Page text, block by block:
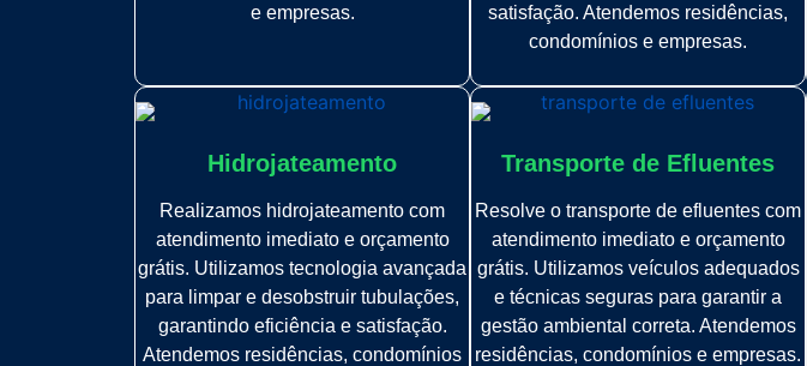
e empresas.
satisfação. Atendemos residências,
condomínios e empresas.
Hidrojateamento
Realizamos hidrojateamento com
atendimento imediato e orçamento
grátis. Utilizamos tecnologia avançada
para limpar e desobstruir tubulações,
garantindo eficiência e satisfação.
Atendemos residências, condomínios
Transporte de Efluentes
Resolve o transporte de efluentes com
atendimento imediato e orçamento
grátis. Utilizamos veículos adequados
e técnicas seguras para garantir a
gestão ambiental correta. Atendemos
residências, condomínios e empresas.